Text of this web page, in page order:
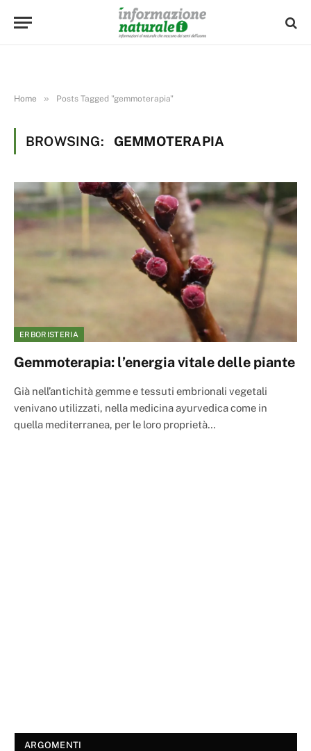
Home » Posts Tagged "gemmoterapia"
BROWSING: GEMMOTERAPIA
ERBORISTERIA
Gemmoterapia: l’energia vitale delle piante
Già nell’antichità gemme e tessuti embrionali vegetali
venivano utilizzati, nella medicina ayurvedica come in
quella mediterranea, per le loro proprietà…
ARGOMENTI